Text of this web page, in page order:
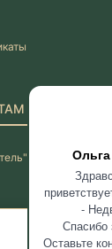
-
Спасибо
Оставьте